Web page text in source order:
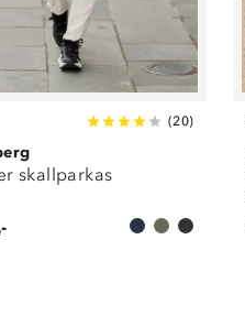
(20)
skallparkas